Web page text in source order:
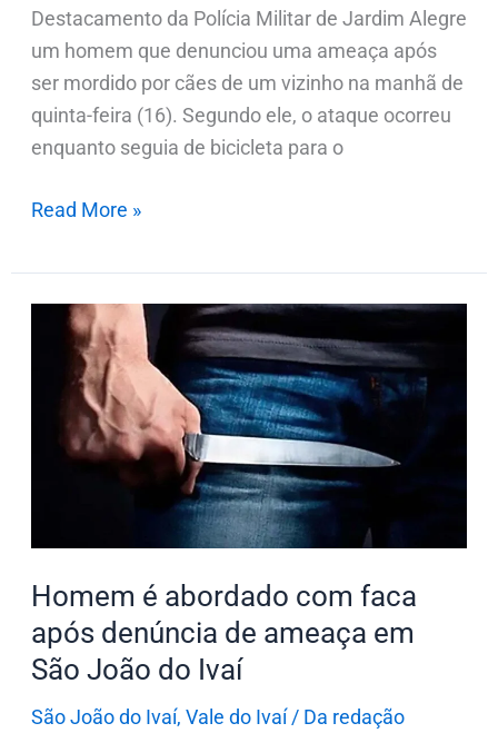
Destacamento da Polícia Militar de Jardim Alegre
um homem que denunciou uma ameaça após
ser mordido por cães de um vizinho na manhã de
quinta-feira (16). Segundo ele, o ataque ocorreu
enquanto seguia de bicicleta para o
Read More »
Homem é abordado com faca
após denúncia de ameaça em
São João do Ivaí
São João do Ivaí, Vale do Ivaí/ Da redação
Homem
abordado
faca
de
em
São
João
do